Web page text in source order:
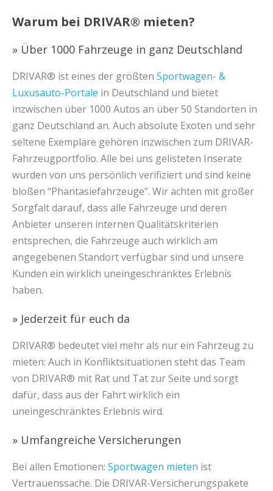
Warum bei DRIVAR® mieten?
» Über 1000 Fahrzeuge in ganz Deutschland
DRIVAR® ist eines der größten Sportwagen- &
Luxusauto-Portale in Deutschland und bietet
inzwischen über 1000 Autos an über 50 Standorten in
ganz Deutschland an. Auch absolute Exoten und sehr
seltene Exemplare gehören inzwischen zum DRIVAR-
Fahrzeugportfolio. Alle bei uns gelisteten Inserate
wurden von uns persönlich verifiziert und sind keine
bloßen “Phantasiefahrzeuge”. Wir achten mit großer
Sorgfalt darauf, dass alle Fahrzeuge und deren
Anbieter unseren internen Qualitätskriterien
entsprechen, die Fahrzeuge auch wirklich am
angegebenen Standort verfügbar sind und unsere
Kunden ein wirklich uneingeschränktes Erlebnis
haben.
» Jederzeit für euch da
DRIVAR® bedeutet viel mehr als nur ein Fahrzeug zu
mieten: Auch in Konfliktsituationen steht das Team
von DRIVAR® mit Rat und Tat zur Seite und sorgt
dafür, dass aus der Fahrt wirklich ein
uneingeschränktes Erlebnis wird.
» Umfangreiche Versicherungen
Bei allen Emotionen: Sportwagen mieten ist
Vertrauenssache. Die DRIVAR-Versicherungspakete